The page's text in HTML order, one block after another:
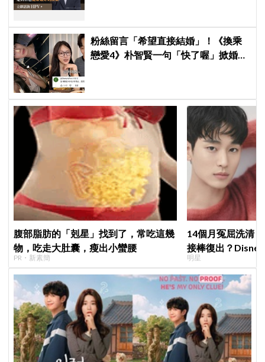
粉絲留言「希望直接結婚」！《換乘
戀愛4》朴智賢一句「快了喔」掀婚訊
腹部脂肪的「剋星」找到了，常吃這幾
物，吃走大肚囊，瘦出小蠻腰
PR・新素簡
14個月冤屈洗清
接棒復出？
明星